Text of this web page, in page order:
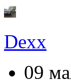
Dexx
09